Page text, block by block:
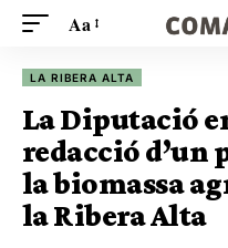
Aa
LA RIBERA ALTA
La Diputació
redacció d’un
la biomassa
la Ribera Alta